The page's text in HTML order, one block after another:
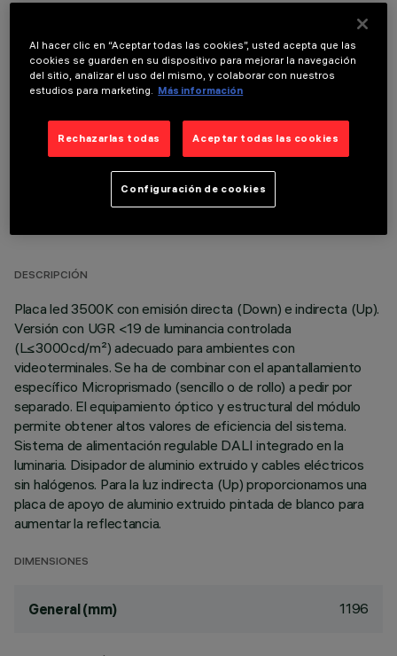
COMPONENTES OPCIONALES
DATOS TÉCNICOS
DESCRIPCIÓN
Placa led 3500K con emisión directa (Down) e indirecta (Up).
Versión con UGR <19 de luminancia controlada
(L≤3000cd/m²) adecuado para ambientes con
videoterminales. Se ha de combinar con el apantallamiento
específico Microprismado (sencillo o de rollo) a pedir por
separado. El equipamiento óptico y estructural del módulo
permite obtener altos valores de eficiencia del sistema.
Sistema de alimentación regulable DALI integrado en la
luminaria. Disipador de aluminio extruido y cables eléctricos
sin halógenos. Para la luz indirecta (Up) proporcionamos una
placa de apoyo de aluminio extruido pintada de blanco para
aumentar la reflectancia.
DIMENSIONES
General (mm) 1196
Al hacer clic en “Aceptar todas las cookies”, usted acepta que las
cookies se guarden en su dispositivo para mejorar la navegación
del sitio, analizar el uso del mismo, y colaborar con nuestros
estudios para marketing. Más información
Rechazarlas todas Aceptar todas las cookies
Configuración de cookies